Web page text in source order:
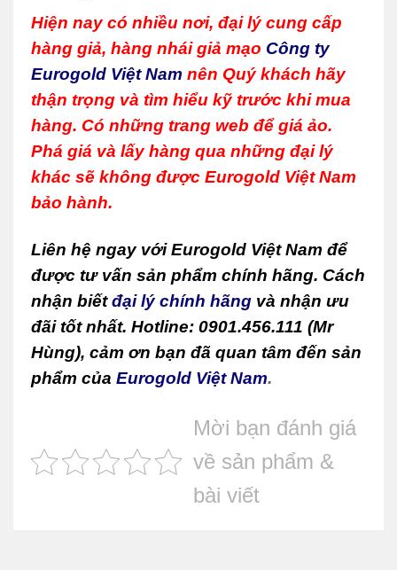
Hiện nay có nhiều nơi, đại lý cung cấp
hàng giả, hàng nhái giả mạo Công ty
Eurogold Việt Nam nên Quý khách hãy
thận trọng và tìm hiểu kỹ trước khi mua
hàng. Có những trang web để giá ảo.
Phá giá và lấy hàng qua những đại lý
khác sẽ không được Eurogold Việt Nam
bảo hành.
Liên hệ ngay với Eurogold Việt Nam để
được tư vấn sản phẩm chính hãng. Cách
nhận biết đại lý chính hãng và nhận ưu
đãi tốt nhất. Hotline: 0901.456.111 (Mr
Hùng), cảm ơn bạn đã quan tâm đến sản
phẩm của Eurogold Việt Nam.
Mời bạn đánh giá
về sản phẩm &
bài viết